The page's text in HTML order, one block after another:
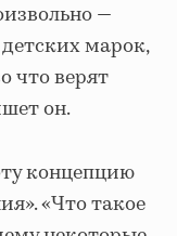
―
марок,
что верят
он.
концепцию
«Что такое